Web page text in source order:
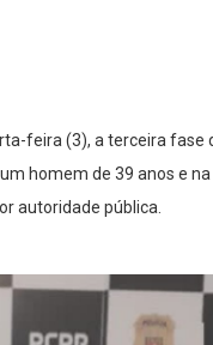
feira (3), a terceira fase
homem de 39 anos e
autoridade pública.